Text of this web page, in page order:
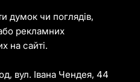
думок чи поглядів,
рекламних
на сайті.
вул. Івана Чендея, 44